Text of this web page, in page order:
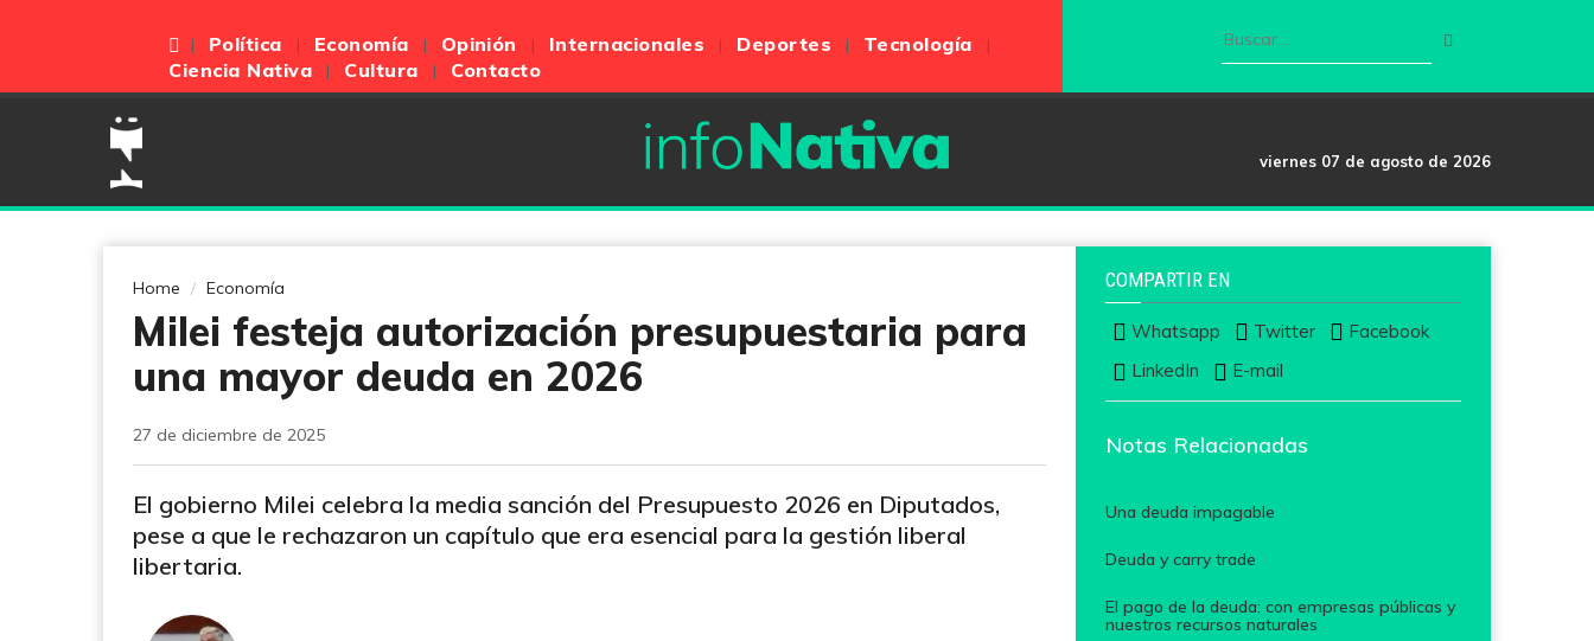
Política Economía Opinión Internacionales Deportes
Tecnología
Ciencia Nativa
Cultura Contacto
viernes 07 de agosto de 2026
Home Economía
Milei festeja autorización presupuestaria para
una mayor deuda en 2026
27 de diciembre de 2025
El gobierno Milei celebra la media sanción del Presupuesto 2026 en Diputados,
pese a que le rechazaron un capítulo que era esencial para la gestión liberal
libertaria.
COMPARTIR EN
Whatsapp Twitter
Facebook
LinkedIn
E-mail
Notas Relacionadas
Una deuda impagable
Deuda y carry trade
El pago de la deuda: con empresas públicas y
nuestros recursos naturales